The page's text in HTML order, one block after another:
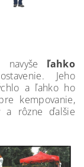
navyše ľahko
Jeho
a ľahko ho
kempovanie,
a rôzne ďalšie